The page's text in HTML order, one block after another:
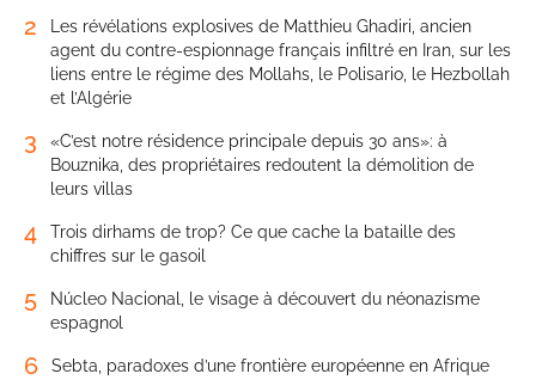
2
Les révélations explosives de Matthieu Ghadiri, ancien
agent du contre-espionnage français infiltré en Iran, sur les
liens entre le régime des Mollahs, le Polisario, le Hezbollah
et l’Algérie
3
«C’est notre résidence principale depuis 30 ans»: à
Bouznika, des propriétaires redoutent la démolition de
leurs villas
4
Trois dirhams de trop? Ce que cache la bataille des
chiffres sur le gasoil
5
Núcleo Nacional, le visage à découvert du néonazisme
espagnol
6 Sebta, paradoxes d’une frontière européenne en Afrique